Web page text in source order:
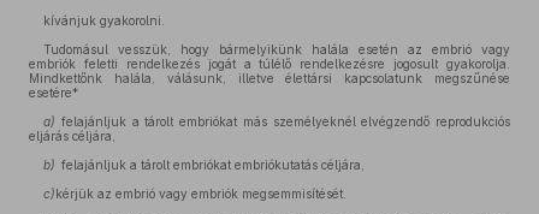
kívánjuk gyakorolni.
Tudomásul vesszük, hogy bármelyikünk halála esetén az embrió vagy
embriók feletti rendelkezés jogát a túlélő rendelkezésre jogosult gyakorolja.
Mindkettőnk halála, válásunk, illetve élettársi kapcsolatunk megszűnése
esetére*
a) felajánljuk a tárolt embriókat más személyeknél elvégzendő reprodukciós
eljárás céljára,
b) felajánljuk a tárolt embriókat embriókutatás céljára,
c)kérjük az embrió vagy embriók megsemmisítését.